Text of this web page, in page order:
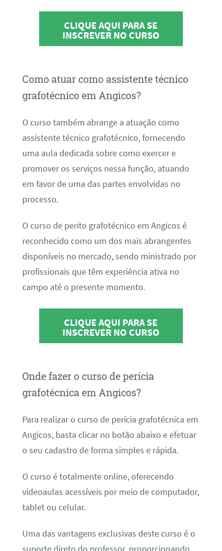
CLIQUE AQUI PARA SE
INSCREVER NO CURSO
Como atuar como assistente técnico
grafotécnico em Angicos?
O curso também abrange a atuação como
assistente técnico grafotécnico, fornecendo
uma aula dedicada sobre como exercer e
promover os serviços nessa função, atuando
em favor de uma das partes envolvidas no
processo.
O curso de perito grafotécnico em Angicos é
reconhecido como um dos mais abrangentes
disponíveis no mercado, sendo ministrado por
profissionais que têm experiência ativa no
campo até o presente momento.
CLIQUE AQUI PARA SE
INSCREVER NO CURSO
Onde fazer o curso de perícia
grafotécnica em Angicos?
Para realizar o curso de perícia grafotécnica em
Angicos, basta clicar no botão abaixo e efetuar
o seu cadastro de forma simples e rápida.
O curso é totalmente online, oferecendo
videoaulas acessíveis por meio de computador,
tablet ou celular.
Uma das vantagens exclusivas deste curso é o